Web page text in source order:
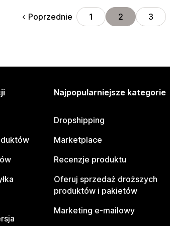
Poprzednie 1 2 3
Najpopularniejsze kategorie
Dropshipping
Marketplace
Recenzje produktu
Oferuj sprzedaż droższych
produktów i pakietów
Marketing e-mailowy